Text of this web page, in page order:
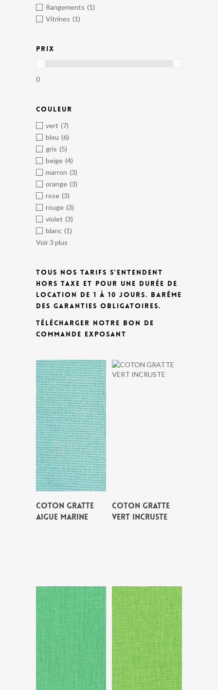
Rangements (1)
Vitrines (1)
PRIX
0
COULEUR
vert (7)
bleu (6)
gris (5)
beige (4)
marron (3)
orange (3)
rose (3)
rouge (3)
violet (3)
blanc (1)
Voir 3 plus
TOUS NOS TARIFS S'ENTENDENT
HORS TAXE ET POUR UNE DURÉE DE
LOCATION DE 1 À 10 JOURS. BARÊME
DES GARANTIES OBLIGATOIRES.
TÉLÉCHARGER NOTRE BON DE
COMMANDE EXPOSANT
COTON GRATTE
AIGUE MARINE
COTON GRATTE
VERT INCRUSTE